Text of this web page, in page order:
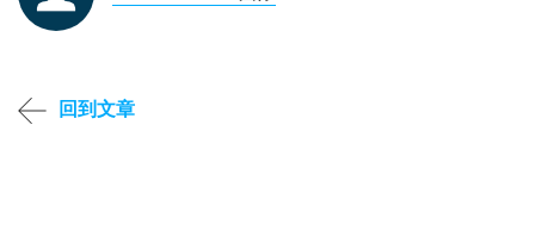
回到文章